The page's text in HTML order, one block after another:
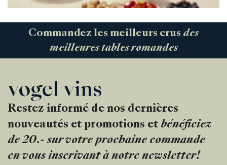
Commandez les meilleurs crus des
meilleures tables romandes
Restez informé de nos dernières
nouveautés et promotions et bénéficiez
de 20.- sur votre prochaine commande
en vous inscrivant à notre newsletter!